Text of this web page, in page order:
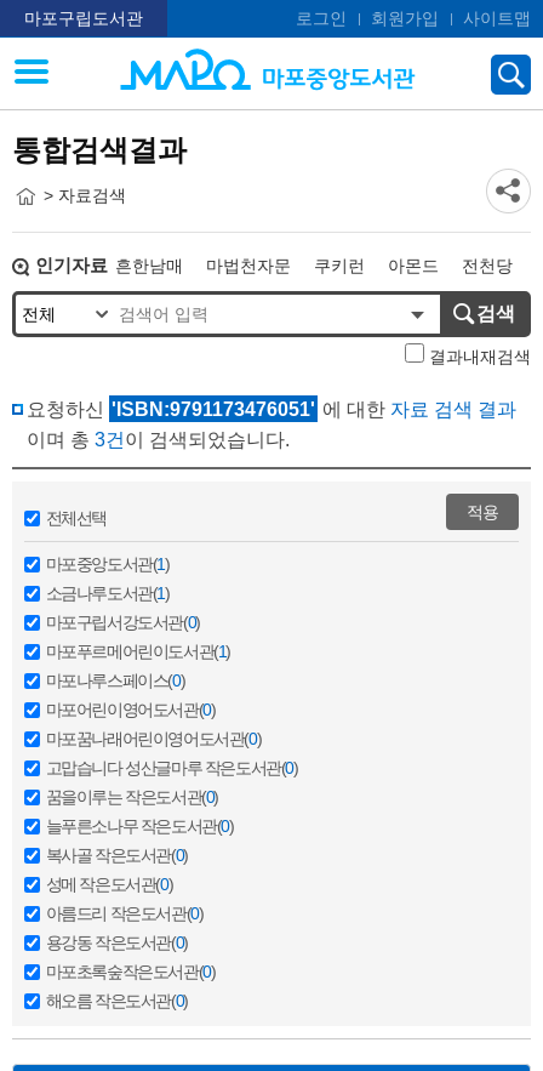
마포구립도서관 로그인 회원가입 사이트맵
통합검색결과
> 자료검색
인기자료 흔한남매 마법천자문 쿠키런 아몬드
전천당
히가시노게이고
오디세이
검색
결과내재검색
요청하신 'ISBN:9791173476051' 에 대한 자료 검색 결과
이며 총 3건이 검색되었습니다.
전체선택
마포중앙도서관(1)
소금나루도서관(1)
마포구립서강도서관(0)
마포푸르메어린이도서관(1)
마포나루스페이스(0)
마포어린이영어도서관(0)
마포꿈나래어린이영어도서관(0)
고맙습니다 성산글마루 작은도서관(0)
꿈을이루는 작은도서관(0)
늘푸른소나무 작은도서관(0)
복사골 작은도서관(0)
성메 작은도서관(0)
아름드리 작은도서관(0)
용강동 작은도서관(0)
마포초록숲작은도서관(0)
해오름 작은도서관(0)
적용